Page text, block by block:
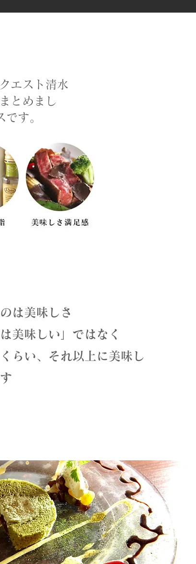
エスト清水
とめまし
す。
は美味しさ
美味しい」ではなく
らい、それ以上に美味し